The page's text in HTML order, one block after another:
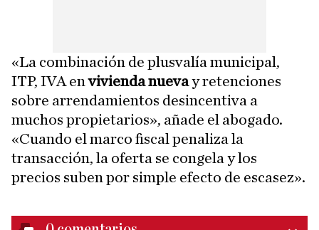
«La combinación de plusvalía municipal,
ITP, IVA envivienda nuevay retenciones
sobre arrendamientos desincentiva a
muchos propietarios», añade el abogado.
«Cuando el marco fiscal penaliza la
transacción, la oferta se congela y los
precios suben por simple efecto de escasez».